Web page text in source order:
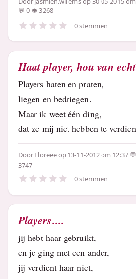
0
3268
0 stemmen
Haat player, hou van
Players haten en praten,
liegen en bedriegen.
Maar ik weet één ding,
dat ze mij niet hebben te
Door Floreeeop 13-11-2012 om 12:37
3747
0 stemmen
Players....
jij hebt haar gebruikt,
en je ging met een ander,
jij verdient haar niet,